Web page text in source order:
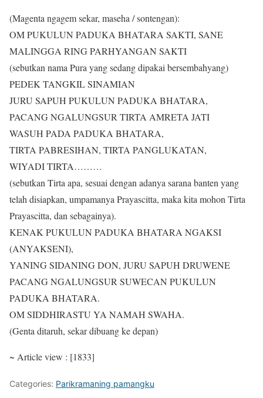
(Magenta ngagem sekar, maseha / sontengan):
OM PUKULUN PADUKA BHATARA SAKTI, SANE
MALINGGA RING PARHYANGAN SAKTI
(sebutkan nama Pura yang sedang dipakai bersembahyang)
PEDEK TANGKIL SINAMIAN
JURU SAPUH PUKULUN PADUKA BHATARA,
PACANG NGALUNGSUR TIRTA AMRETA JATI
WASUH PADA PADUKA BHATARA,
TIRTA PABRESIHAN, TIRTA PANGLUKATAN,
WIYADI TIRTA………
(sebutkan Tirta apa, sesuai dengan adanya sarana banten yang
telah disiapkan, umpamanya Prayascitta, maka kita mohon Tirta
Prayascitta, dan sebagainya).
KENAK PUKULUN PADUKA BHATARA NGAKSI
(ANYAKSENI),
YANING SIDANING DON, JURU SAPUH DRUWENE
PACANG NGALUNGSUR SUWECAN PUKULUN
PADUKA BHATARA.
OM SIDDHIRASTU YA NAMAH SWAHA.
(Genta ditaruh, sekar dibuang ke depan)
~ Article view : [1833]
Categories: Parikramaning pamangku